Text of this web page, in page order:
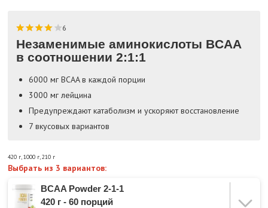
6
Незаменимые аминокислоты BCAA
в соотношении 2:1:1
6000 мг BCAA в каждой порции
3000 мг лейцина
Предупреждают катаболизм и ускоряют восстановление
7 вкусовых вариантов
420 г,1000 г,210 г
Выбрать из 3 вариантов:
BCAA Powder 2-1-1
420 г - 60 порций